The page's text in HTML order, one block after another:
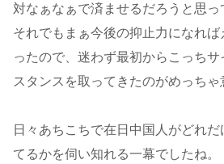
対なぁなぁで済ませるだろうと思っ
それでもまぁ今後の抑止力になれ
ったので、迷わず最初からこっち
スタンスを取ってきたのがめっちゃ
日々あちこちで在日中国人がどれ
てるかを伺い知れる一幕でしたね。